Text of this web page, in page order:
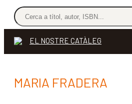
EL NOSTRE CATÀLEG
MARIA FRADERA